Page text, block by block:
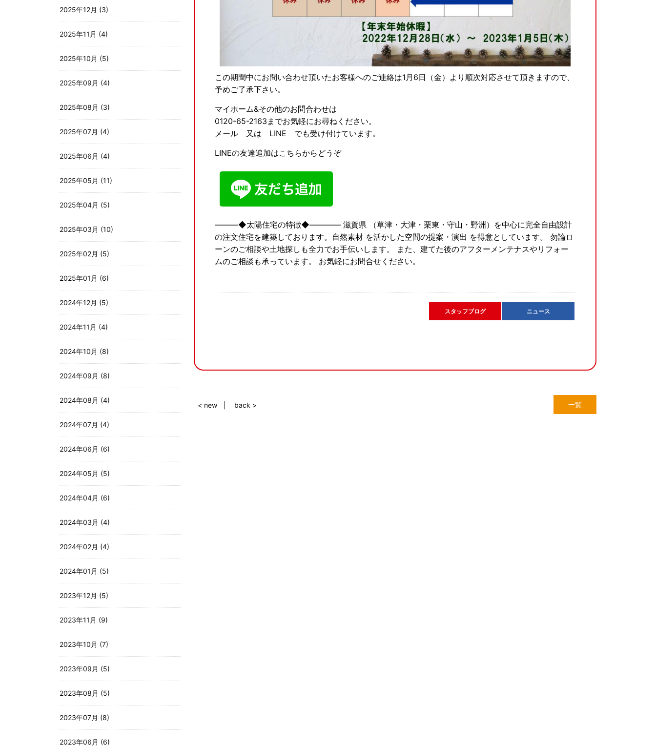
この期間中にお問い合わせ頂いたお客様へのご連絡は1月6日（金）より順次対応させて頂きますので、
予めご了承下さい。
マイホーム&その他のお問合わせは
0120-65-2163までお気軽にお尋ねください。
メール 又は LINE でも受け付けています。
LINEの友達追加はこちらからどうぞ
―――◆太陽住宅の特徴◆―――― 滋賀県 （草津・大津・栗東・守山・野洲）を中心に完全自由設計
の注文住宅を建築しております。自然素材 を活かした空間の提案・演出 を得意としています。 勿論ロ
ーンのご相談や土地探しも全力でお手伝いします。 また、建てた後のアフターメンテナスやリフォー
ムのご相談も承っています。 お気軽にお問合せください。
ニュース
スタッフブログ
一覧
< new back >
2025年12月 (3)
2025年11月 (4)
2025年10月 (5)
2025年09月 (4)
2025年08月 (3)
2025年07月 (4)
2025年06月 (4)
2025年05月 (11)
2025年04月 (5)
2025年03月 (10)
2025年02月 (5)
2025年01月 (6)
2024年12月 (5)
2024年11月 (4)
2024年10月 (8)
2024年09月 (8)
2024年08月 (4)
2024年07月 (4)
2024年06月 (6)
2024年05月 (5)
2024年04月 (6)
2024年03月 (4)
2024年02月 (4)
2024年01月 (5)
2023年12月 (5)
2023年11月 (9)
2023年10月 (7)
2023年09月 (5)
2023年08月 (5)
2023年07月 (8)
2023年06月 (6)